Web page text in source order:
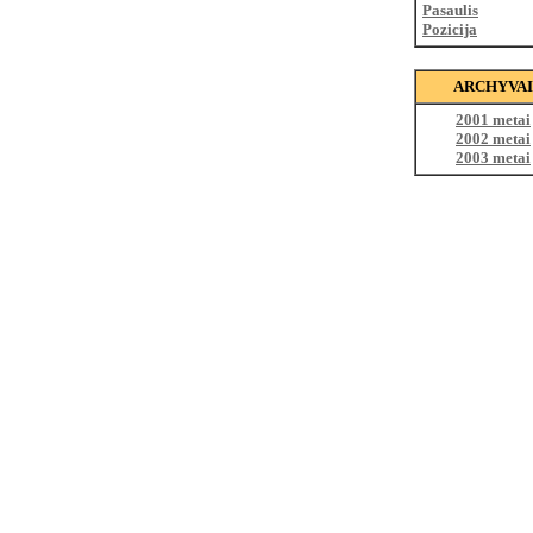
Pasaulis
Pozicija
ARCHYVAI
2001 metai
2002 metai
2003 metai